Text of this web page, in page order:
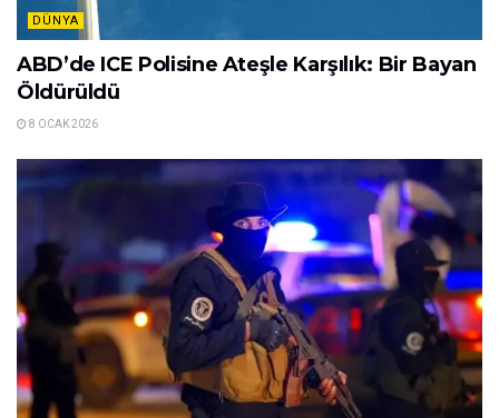
DÜNYA
ABD’de ICE Polisine Ateşle Karşılık: Bir Bayan
Öldürüldü
8 OCAK 2026